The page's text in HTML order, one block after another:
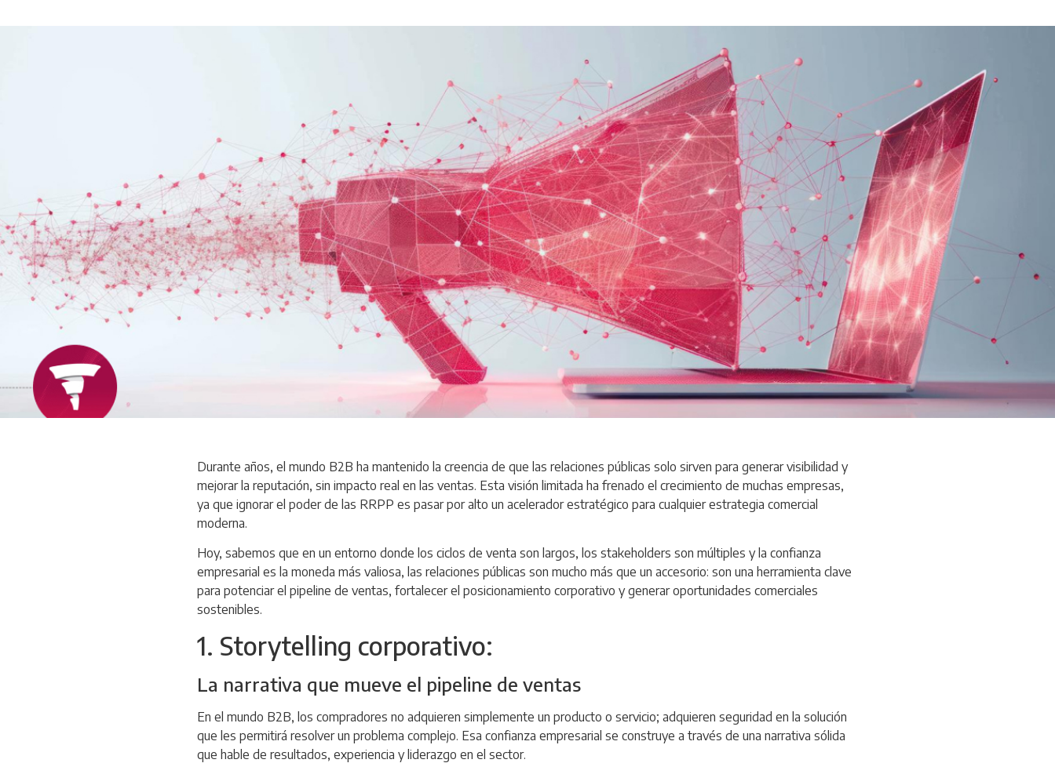
Durante años, el mundo B2B ha mantenido la creencia de que las relaciones públicas solo sirven para generar visibilidad y
mejorar la reputación, sin impacto real en las ventas. Esta visión limitada ha frenado el crecimiento de muchas empresas,
ya que ignorar el poder de las RRPP es pasar por alto un acelerador estratégico para cualquier estrategia comercial
moderna.
Hoy, sabemos que en un entorno donde los ciclos de venta son largos, los stakeholders son múltiples y la confianza
empresarial es la moneda más valiosa, las relaciones públicas son mucho más que un accesorio: son una herramienta clave
para potenciar el pipeline de ventas, fortalecer el posicionamiento corporativo y generar oportunidades comerciales
sostenibles.
1. Storytelling corporativo:
La narrativa que mueve el pipeline de ventas
En el mundo B2B, los compradores no adquieren simplemente un producto o servicio; adquieren seguridad en la solución
que les permitirá resolver un problema complejo. Esa confianza empresarial se construye a través de una narrativa sólida
que hable de resultados, experiencia y liderazgo en el sector.